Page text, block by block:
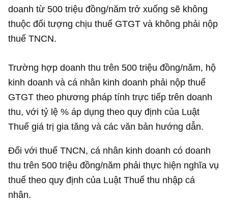
doanh từ 500 triệu đồng/năm trở xuống sẽ không
thuộc đối tượng chịu thuế GTGT và không phải nộp
thuế TNCN.
Trường hợp doanh thu trên 500 triệu đồng/năm, hộ
kinh doanh và cá nhân kinh doanh phải nộp thuế
GTGT theo phương pháp tính trực tiếp trên doanh
thu, với tỷ lệ % áp dụng theo quy định của Luật
Thuế giá trị gia tăng và các văn bản hướng dẫn.
Đối với thuế TNCN, cá nhân kinh doanh có doanh
thu trên 500 triệu đồng/năm phải thực hiện nghĩa vụ
thuế theo quy định của Luật Thuế thu nhập cá
nhân.